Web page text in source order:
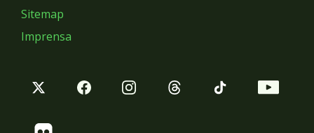
Sitemap
Imprensa